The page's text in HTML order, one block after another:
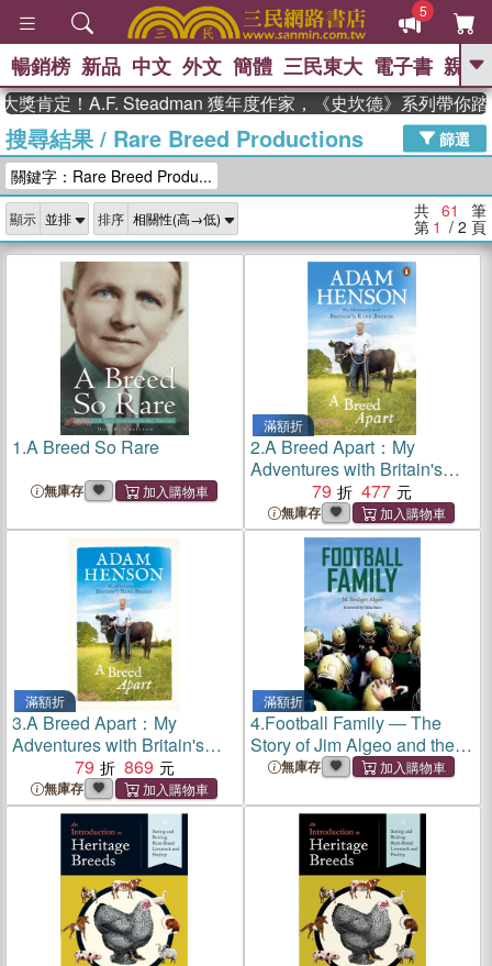
5
GO
熱搜： 東野圭吾 、 The Odyssey 、
父親節 、 如果歷史是一群喵 、 暑期
念華 、 台灣的李登輝時代 、 數學女
孩：黎曼猜想
偉大的迷走神經
暢銷榜 新品 中文 外文 簡體 三民東大 電子書 親子
！A.F. Steadman 獲年度作家，《史坎德》系列帶你踏上熱血
搜尋結果/ Rare Breed Productions
篩選
關鍵字：Rare Breed Produ...
顯示 排序 共 61 筆
第 1 / 2 頁
1.A Breed So Rare
無庫存
滿額折
2.A Breed Apart：My
Adventures with Britain's
Rare Breeds
79 477
無庫存
滿額折
3.A Breed Apart：My
Adventures with Britain's
Rare Breeds
79 869
無庫存
滿額折
4.Football Family ― The
Story of Jim Algeo and the
Rare Breed of Lansdale
無庫存